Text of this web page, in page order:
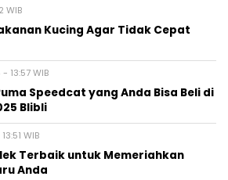
WIB
Kucing Agar Tidak Cepat
13:57 WIB
Speedcat yang Anda Bisa Beli di
Blibli
WIB
Terbaik untuk Memeriahkan
Anda